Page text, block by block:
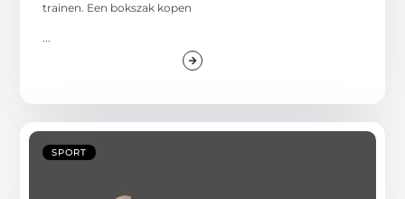
trainen. Een bokszak kopen
SPORT